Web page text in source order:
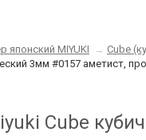
японский MIYUKI → Cube
3мм #0157 аметист,
Cube